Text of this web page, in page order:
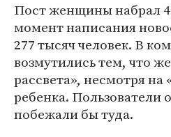
Пост женщины набрал
момент написания
277 тысяч человек. В
возмутились тем, что
рассвета», несмотря на
ребенка. Пользователи
побежали бы туда.